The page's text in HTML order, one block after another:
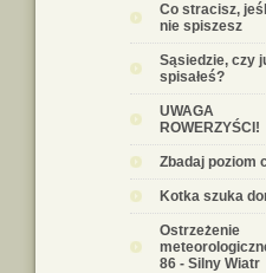
Co stracisz,
nie spiszesz
Sąsiedzie, czy
spisałeś?
UWAGA
ROWERZYŚCI!
Zbadaj poziom
Kotka szuka
Ostrzeżenie
86 - Silny Wiatr